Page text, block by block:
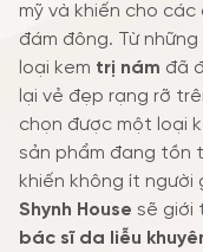
GIẢM BÉO
TƯ VẤN
TIN TỨC SỰ KIỆN
ƯU ĐÃI
mỹ và khiến cho
đám đông. Từ
loại kem trị nám đã
lại vẻ đẹp rạng rỡ
chọn được một loại
sản phẩm đang tồn
khiến không ít người
Shynh House sẽ giới
bác sĩ da liễu